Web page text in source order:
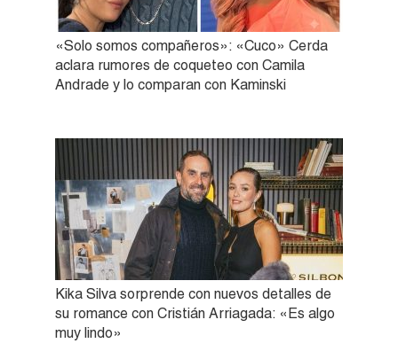
«Solo somos compañeros»: «Cuco» Cerda
aclara rumores de coqueteo con Camila
Andrade y lo comparan con Kaminski
Kika Silva sorprende con nuevos detalles de
su romance con Cristián Arriagada: «Es algo
muy lindo»